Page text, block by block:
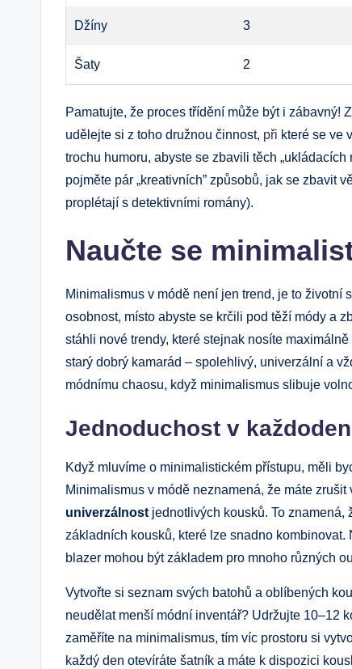
Džíny 3
Šaty 2
Pamatujte, že proces třídění může být i zábavný!
udělejte si z toho družnou činnost, při které se ve
trochu humoru, abyste se zbavili těch
pojměte pár „kreativních” způsobů, jak se zbavit
proplétají s detektivními romány).
Naučte se
Minimalismus v módě není jen trend, je to životní
osobnost, místo abyste se krčili pod těží módy a
stáhli nové trendy, které stejnak nosíte
starý dobrý kamarád – spolehlivý, univerzální a
módnímu chaosu, když minimalismus slibuje
Jednoduchost v
Když mluvíme o minimalistickém přístupu, měli
Minimalismus v módě neznamená, že máte
univerzálnost jednotlivých kousků. To
základních kousků, které lze snadno
blazer mohou být základem pro mnoho různých
Vytvořte si seznam svých batohů a oblíbených
neudělat menší módní inventář? Udržujte 10–12
zaměříte na minimalismus, tím víc prostoru si
každý den otevíráte šatník a máte k dispozici